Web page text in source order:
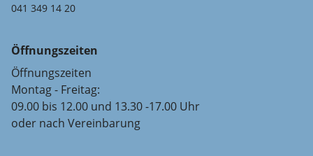
041 349 14 20
Öffnungszeiten
Öffnungszeiten
Montag - Freitag:
09.00 bis 12.00 und 13.30 -17.00 Uhr
oder nach Vereinbarung